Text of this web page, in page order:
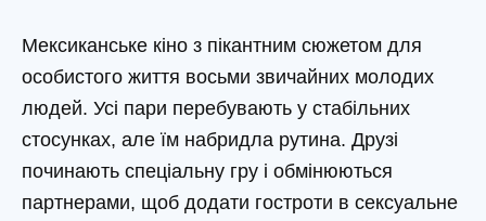
Мексиканське кіно з пікантним сюжетом для
особистого життя восьми звичайних молодих
людей. Усі пари перебувають у стабільних
стосунках, але їм набридла рутина. Друзі
починають спеціальну гру і обмінюються
партнерами, щоб додати гостроти в сексуальне